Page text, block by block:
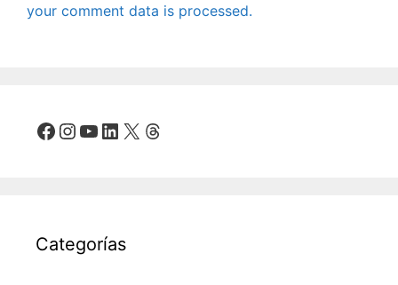
your comment data is processed.
Facebook
Instagram
YouTube
LinkedIn
X Threads
Categorías